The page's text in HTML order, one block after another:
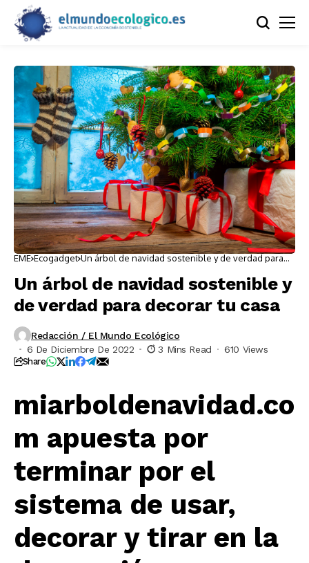
EME Ecogadget Un árbol de navidad sostenible y de verdad para
Un árbol de navidad sostenible y
de verdad para decorar tu casa
Redacción / El Mundo Ecológico
6 De Diciembre De 2022
3 Mins Read 610 Views
Share
miarboldenavidad.co
m apuesta por
terminar por el
sistema de usar,
decorar y tirar en la